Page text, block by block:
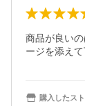
商品が良い
ージを添え
購入したス